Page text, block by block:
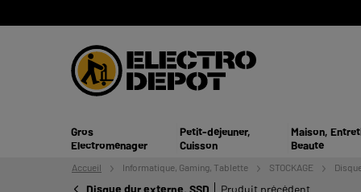
Gros
Electroménager
Petit-déjeuner,
Cuisson
Maison,
Beauté
Accueil Informatique, Gaming, Tablette STOCKAGE